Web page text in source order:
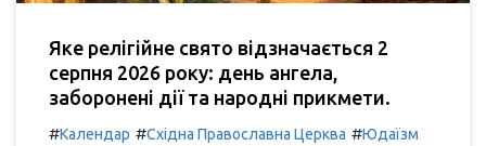
Яке релігійне свято відзначається 2
серпня 2026 року: день ангела,
заборонені дії та народні прикмети.
#Календар #Східна Православна Церква #Юдаїзм